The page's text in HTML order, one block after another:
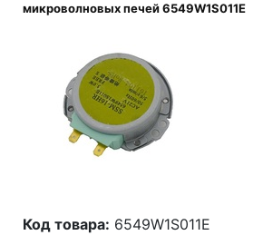
микроволновых печей 6549W1S011E
Код товара: 6549W1S011E